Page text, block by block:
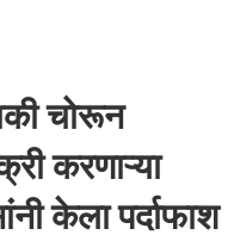
चोरून
करणाऱ्या
केला पर्दाफाश